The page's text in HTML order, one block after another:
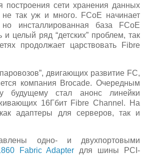
построения сети хранения данных
не так уж и много. FCoE начинает
но инсталлированная база FCoE
целый ряд “детских” проблем, так
продолжает царствовать Fibre
двигающих развитие FC,
компания Brocade. Очередным
будущему стал анонс линейки
16Гбит Fibre Channel. На
адаптеры для серверов, так и
одно- и двухпортовыми
Fabric Adapter для шины PCI-